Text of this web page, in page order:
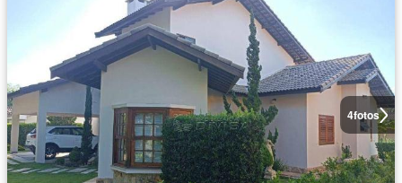
4fotos